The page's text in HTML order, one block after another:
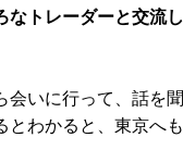
なトレーダーと交流
いに行って、話を
とわかると、東京へ